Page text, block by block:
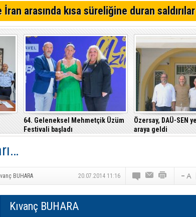
İran arasında kısa süreliğine duran
64. Geleneksel Mehmetçik Üzüm
Festivali başladı
Özersay, DAÜ-SEN
araya geldi
BUHARA 20.07.2014 11:16
Kıvanç BUHARA